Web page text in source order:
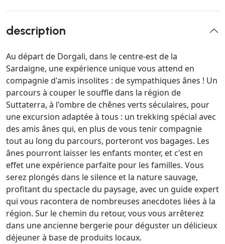
description
Au départ de Dorgali, dans le centre-est de la
Sardaigne, une expérience unique vous attend en
compagnie d'amis insolites : de sympathiques ânes ! Un
parcours à couper le souffle dans la région de
Suttaterra, à l'ombre de chênes verts séculaires, pour
une excursion adaptée à tous : un trekking spécial avec
des amis ânes qui, en plus de vous tenir compagnie
tout au long du parcours, porteront vos bagages. Les
ânes pourront laisser les enfants monter, et c'est en
effet une expérience parfaite pour les familles. Vous
serez plongés dans le silence et la nature sauvage,
profitant du spectacle du paysage, avec un guide expert
qui vous racontera de nombreuses anecdotes liées à la
région. Sur le chemin du retour, vous vous arrêterez
dans une ancienne bergerie pour déguster un délicieux
déjeuner à base de produits locaux.